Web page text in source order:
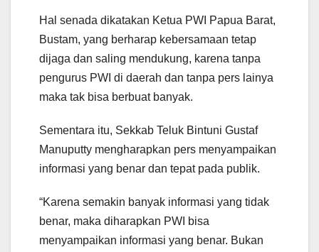
Hal senada dikatakan Ketua PWI Papua Barat,
Bustam, yang berharap kebersamaan tetap
dijaga dan saling mendukung, karena tanpa
pengurus PWI di daerah dan tanpa pers lainya
maka tak bisa berbuat banyak.
Sementara itu, Sekkab Teluk Bintuni Gustaf
Manuputty mengharapkan pers menyampaikan
informasi yang benar dan tepat pada publik.
“Karena semakin banyak informasi yang tidak
benar, maka diharapkan PWI bisa
menyampaikan informasi yang benar. Bukan